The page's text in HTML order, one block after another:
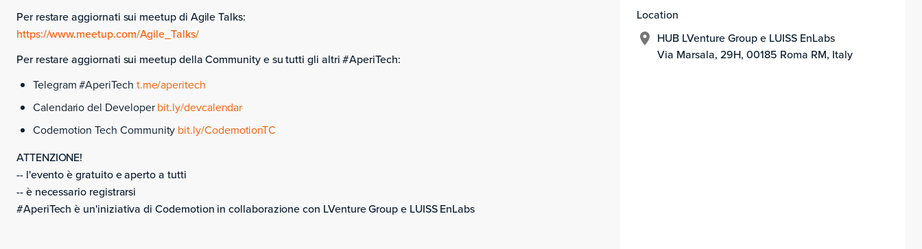
Per restare aggiornati sui meetup di Agile Talks:
https://www.meetup.com/Agile_Talks/
Per restare aggiornati sui meetup della Community e su tutti gli altri #AperiTech:
Telegram #AperiTech t.me/aperitech
Calendario del Developerbit.ly/devcalendar
Codemotion Tech Community bit.ly/CodemotionTC
ATTENZIONE!
-- l'evento è gratuito e aperto a tutti
-- è necessario registrarsi
#AperiTech è un'iniziativa di Codemotion in collaborazione con LVenture Group e LUISS EnLabs
Location
HUB LVenture Group e LUISS EnLabs
Via Marsala, 29H, 00185 Roma RM, Italy